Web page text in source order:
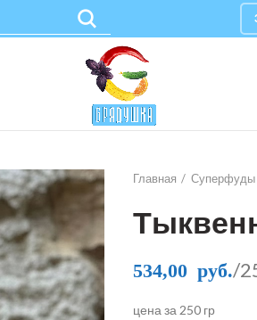
Главная Суперфуды
534,00 руб./
цена за 250 гр